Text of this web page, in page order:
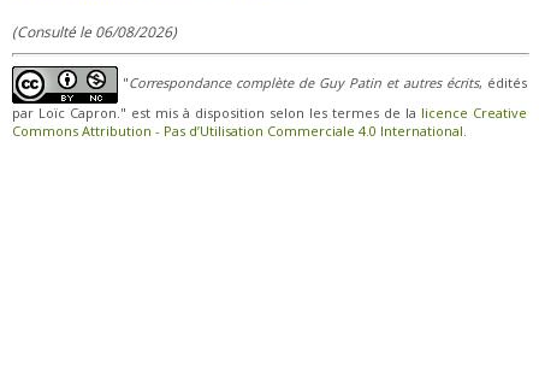
(Consulté le 06/08/2026)
"Correspondance complète de Guy Patin et autres écrits, édités
par Loïc Capron." est mis à disposition selon les termes de la licence Creative
Commons Attribution - Pas d’Utilisation Commerciale 4.0 International.